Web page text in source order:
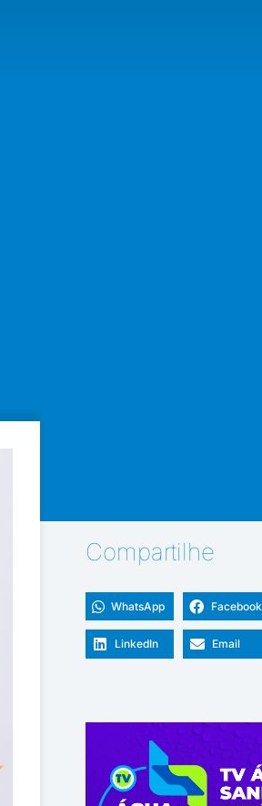
Compartilhe
WhatsApp Facebook
LinkedIn Email